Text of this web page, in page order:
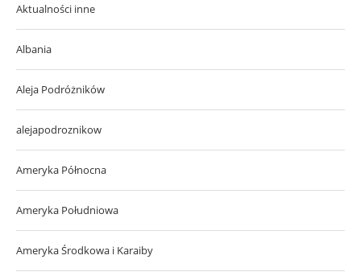
Aktualności inne
Albania
Aleja Podróżników
alejapodroznikow
Ameryka Północna
Ameryka Południowa
Ameryka Środkowa i Karaiby